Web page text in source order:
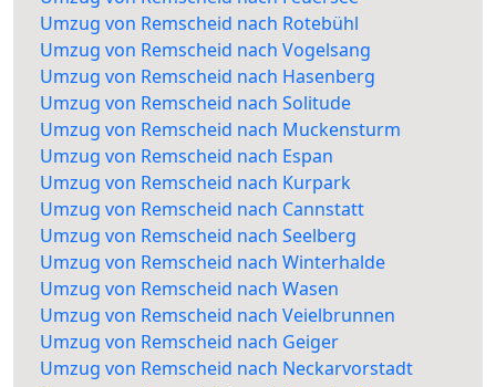
Umzug von Remscheid nach Rotebühl
Umzug von Remscheid nach Vogelsang
Umzug von Remscheid nach Hasenberg
Umzug von Remscheid nach Solitude
Umzug von Remscheid nach Muckensturm
Umzug von Remscheid nach Espan
Umzug von Remscheid nach Kurpark
Umzug von Remscheid nach Cannstatt
Umzug von Remscheid nach Seelberg
Umzug von Remscheid nach Winterhalde
Umzug von Remscheid nach Wasen
Umzug von Remscheid nach Veielbrunnen
Umzug von Remscheid nach Geiger
Umzug von Remscheid nach Neckarvorstadt